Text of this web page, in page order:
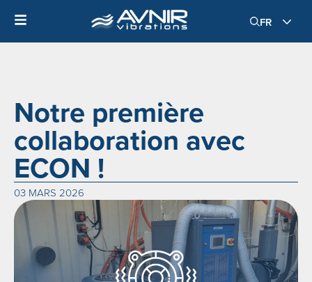
FR
Notre première
collaboration avec
ECON !
03 MARS 2026